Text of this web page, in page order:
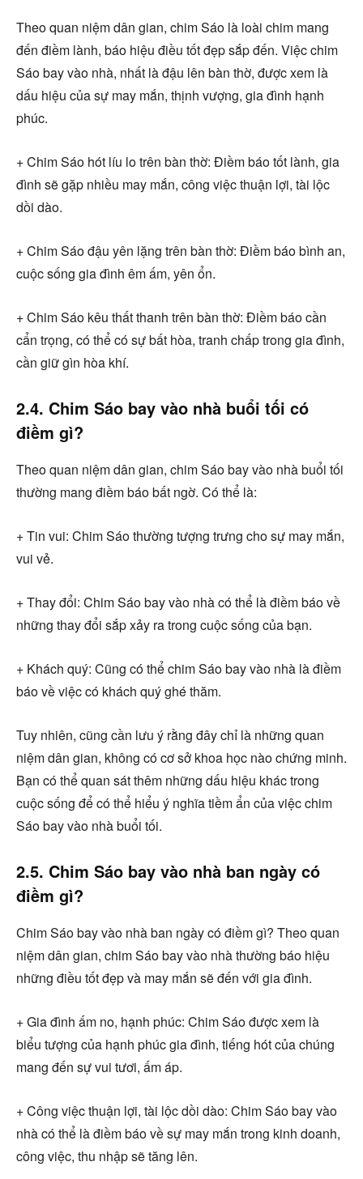
Theo quan niệm dân gian, chim Sáo là loài chim mang
đến điềm lành, báo hiệu điều tốt đẹp sắp đến. Việc chim
Sáo bay vào nhà, nhất là đậu lên bàn thờ, được xem là
dấu hiệu của sự may mắn, thịnh vượng, gia đình hạnh
phúc.
+ Chim Sáo hót líu lo trên bàn thờ: Điềm báo tốt lành, gia
đình sẽ gặp nhiều may mắn, công việc thuận lợi, tài lộc
dồi dào.
+ Chim Sáo đậu yên lặng trên bàn thờ: Điềm báo bình an,
cuộc sống gia đình êm ấm, yên ổn.
+ Chim Sáo kêu thất thanh trên bàn thờ: Điềm báo cần
cẩn trọng, có thể có sự bất hòa, tranh chấp trong gia đình,
cần giữ gìn hòa khí.
2.4. Chim Sáo bay vào nhà buổi tối có
điềm gì?
Theo quan niệm dân gian, chim Sáo bay vào nhà buổi tối
thường mang điềm báo bất ngờ. Có thể là:
+ Tin vui: Chim Sáo thường tượng trưng cho sự may mắn,
vui vẻ.
+ Thay đổi: Chim Sáo bay vào nhà có thể là điềm báo về
những thay đổi sắp xảy ra trong cuộc sống của bạn.
+ Khách quý: Cũng có thể chim Sáo bay vào nhà là điềm
báo về việc có khách quý ghé thăm.
Tuy nhiên, cũng cần lưu ý rằng đây chỉ là những quan
niệm dân gian, không có cơ sở khoa học nào chứng minh.
Bạn có thể quan sát thêm những dấu hiệu khác trong
cuộc sống để có thể hiểu ý nghĩa tiềm ẩn của việc chim
Sáo bay vào nhà buổi tối.
2.5. Chim Sáo bay vào nhà ban ngày có
điềm gì?
Chim Sáo bay vào nhà ban ngày có điềm gì? Theo quan
niệm dân gian, chim Sáo bay vào nhà thường báo hiệu
những điều tốt đẹp và may mắn sẽ đến với gia đình.
+ Gia đình ấm no, hạnh phúc: Chim Sáo được xem là
biểu tượng của hạnh phúc gia đình, tiếng hót của chúng
mang đến sự vui tươi, ấm áp.
+ Công việc thuận lợi, tài lộc dồi dào: Chim Sáo bay vào
nhà có thể là điềm báo về sự may mắn trong kinh doanh,
công việc, thu nhập sẽ tăng lên.